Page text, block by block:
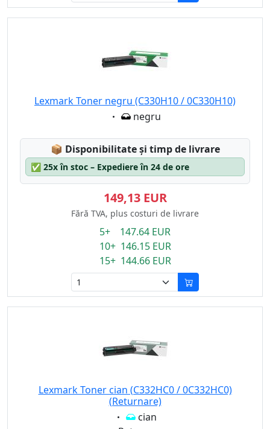
Lexmark Toner negru (C330H10 / 0C330H10)
Eigenschaft:
negru
📦 Lagerstatus:
Disponibilitate și timp de livrare
✅ 25x în stoc – Expediere în 24 de ore
149,13 EUR
Fără TVA, plus costuri de livrare
5+ 147.64 EUR
10+ 146.15 EUR
15+ 144.66 EUR
Lexmark Toner cian (C332HC0 / 0C332HC0)
(Returnare)
Eigenschaft:
cian